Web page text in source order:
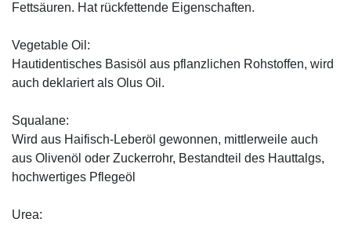
Fettsäuren. Hat rückfettende Eigenschaften.
Vegetable Oil:
Hautidentisches Basisöl aus pflanzlichen Rohstoffen, wird
auch deklariert als Olus Oil.
Squalane:
Wird aus Haifisch-Leberöl gewonnen, mittlerweile auch
aus Olivenöl oder Zuckerrohr, Bestandteil des Hauttalgs,
hochwertiges Pflegeöl
Urea: